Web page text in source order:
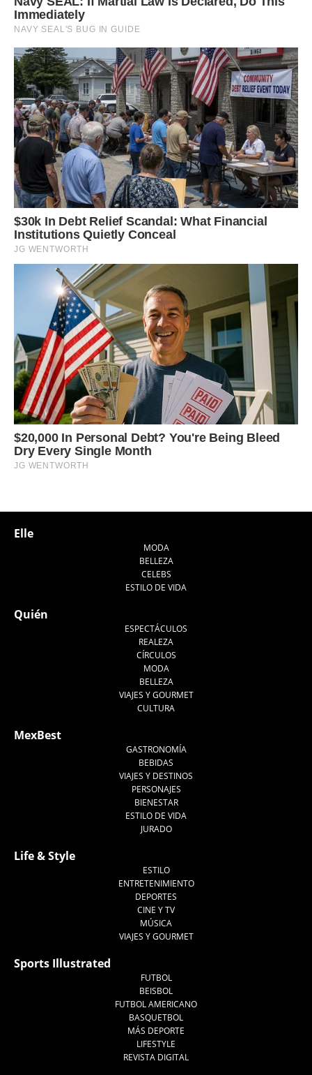
Elle
MODA
BELLEZA
CELEBS
ESTILO DE VIDA
Quién
ESPECTÁCULOS
REALEZA
CÍRCULOS
MODA
BELLEZA
VIAJES Y GOURMET
CULTURA
MexBest
GASTRONOMÍA
BEBIDAS
VIAJES Y DESTINOS
PERSONAJES
BIENESTAR
ESTILO DE VIDA
JURADO
Life & Style
ESTILO
ENTRETENIMIENTO
DEPORTES
CINE Y TV
MÚSICA
VIAJES Y GOURMET
Sports Illustrated
FUTBOL
BEISBOL
FUTBOL AMERICANO
BASQUETBOL
MÁS DEPORTE
LIFESTYLE
REVISTA DIGITAL